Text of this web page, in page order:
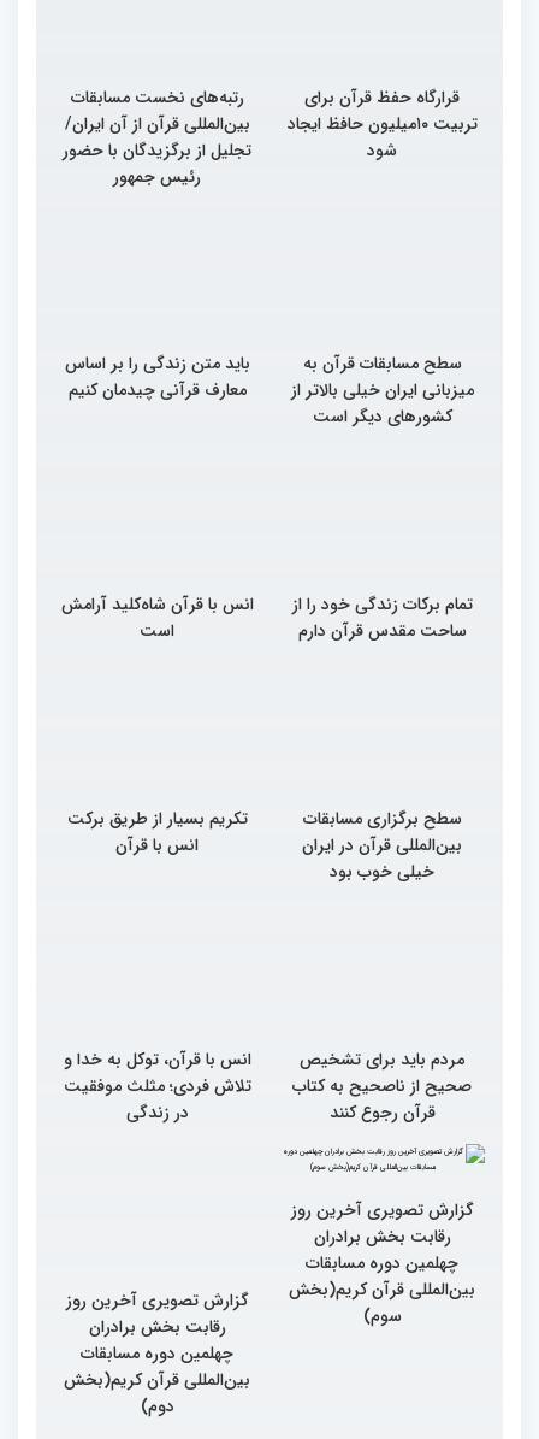
قرارگاه حفظ قرآن برای
تربیت ۱۰میلیون حافظ ایجاد
شود
رتبه‌های نخست مسابقات
بین‌المللی قرآن از آن ایران/
تجلیل از برگزیدگان با حضور
رئیس جمهور
سطح مسابقات قرآن به
میزبانی ایران خیلی بالاتر از
کشورهای دیگر است
باید متن زندگی را بر اساس
معارف قرآنی چیدمان کنیم
تمام برکات زندگی خود را از
ساحت مقدس قرآن دارم
انس با قرآن شاه‌کلید آرامش
است
سطح برگزاری مسابقات
بین‌المللی قرآن در ایران
خیلی خوب بود
تکریم بسیار از طریق برکت
انس با قرآن
مردم باید برای تشخیص
صحیح از ناصحیح به کتاب
قرآن رجوع کنند
انس با قرآن، توکل به خدا و
تلاش فردی؛ مثلث موفقیت
در زندگی
گزارش تصویری آخرین روز
رقابت بخش برادران
گزارش تصویری آخرین روز
رقابت بخش برادران
چهلمین دوره مسابقات
بین‌المللی قرآن کریم(بخش
دوم)